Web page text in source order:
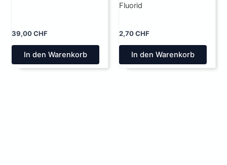
39,00CHF
In den Warenkorb
Fluorid
2,70CHF
In den Warenkorb